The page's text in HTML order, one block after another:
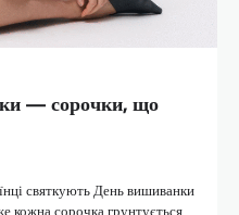
— сорочки, що
святкують День вишиванки